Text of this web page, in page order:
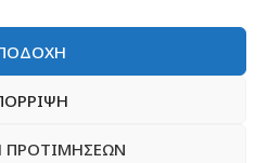
ΠΡΟΤΙΜΗΣΕΩΝ